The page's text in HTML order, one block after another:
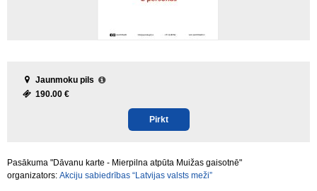
Jaunmoku pils
190.00 €
Pirkt
Pasākuma "Dāvanu karte - Mierpilna atpūta Muižas gaisotnē"
organizators: Akciju sabiedrības “Latvijas valsts meži”